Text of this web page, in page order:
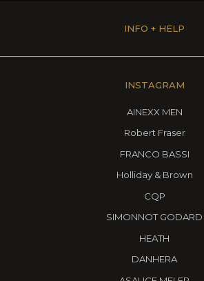
INFO + HELP
INSTAGRAM
AINEXX MEN
Robert Fraser
FRANCO BASSI
Holliday & Brown
CQP
SIMONNOT GODARD
HEATH
DANHERA